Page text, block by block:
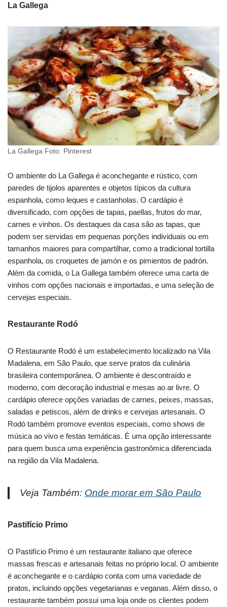
La Gallega
La Gallega Foto: Pinterest
O ambiente do La Gallega é aconchegante e rústico, com
paredes de tijolos aparentes e objetos típicos da cultura
espanhola, como leques e castanholas. O cardápio é
diversificado, com opções de tapas, paellas, frutos do mar,
carnes e vinhos. Os destaques da casa são as tapas, que
podem ser servidas em pequenas porções individuais ou em
tamanhos maiores para compartilhar, como a tradicional tortilla
espanhola, os croquetes de jamón e os pimientos de padrón.
Além da comida, o La Gallega também oferece uma carta de
vinhos com opções nacionais e importadas, e uma seleção de
cervejas especiais.
Restaurante Rodó
O Restaurante Rodó é um estabelecimento localizado na Vila
Madalena, em São Paulo, que serve pratos da culinária
brasileira contemporânea. O ambiente é descontraído e
moderno, com decoração industrial e mesas ao ar livre. O
cardápio oferece opções variadas de carnes, peixes, massas,
saladas e petiscos, além de drinks e cervejas artesanais. O
Rodó também promove eventos especiais, como shows de
música ao vivo e festas temáticas. É uma opção interessante
para quem busca uma experiência gastronômica diferenciada
na região da Vila Madalena.
Veja Também: Onde morar em São Paulo
Pastifício Primo
O Pastifício Primo é um restaurante italiano que oferece
massas frescas e artesanais feitas no próprio local. O ambiente
é aconchegante e o cardápio conta com uma variedade de
pratos, incluindo opções vegetarianas e veganas. Além disso, o
restaurante também possui uma loja onde os clientes podem